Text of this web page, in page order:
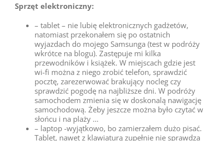
Sprzęt elektroniczny:
– tablet – nie lubię elektronicznych gadżetów,
natomiast przekonałem się po ostatnich
wyjazdach do mojego Samsunga (test w podróży
wkrótce na blogu). Zastępuje mi kilka
przewodników i książek. W miejscach gdzie jest
wi-fi można z niego zrobić telefon, sprawdzić
pocztę, zarezerwować brakujący nocleg czy
sprawdzić pogodę na najbliższe dni. W podróży
samochodem zmienia się w doskonalą nawigację
samochodową. Żeby jeszcze można było czytać w
słońcu i na plaży …
– laptop -wyjątkowo, bo zamierzałem dużo pisać.
Tablet, nawet z klawiaturą zupełnie nie sprawdza